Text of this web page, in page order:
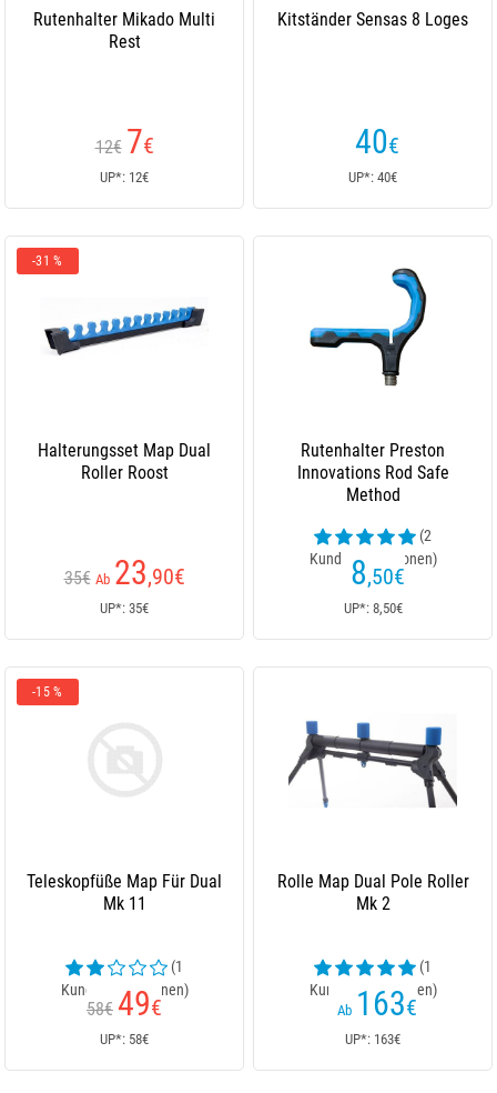
Rutenhalter Mikado Multi
Rest
12€ 7€
UP*: 12€
Kitständer Sensas 8 Loges
40€
UP*: 40€
-31 %
Halterungsset Map Dual
Roller Roost
35€ Ab 23,90€
UP*: 35€
Rutenhalter Preston
Innovations Rod Safe
Method
(2
Kundenrezensionen)
8,50€
UP*: 8,50€
-15 %
Teleskopfüße Map Für Dual
Mk 11
(1
Kundenrezensionen)
58€ 49€
UP*: 58€
Rolle Map Dual Pole Roller
Mk 2
(1
Kundenrezensionen)
Ab 163€
UP*: 163€